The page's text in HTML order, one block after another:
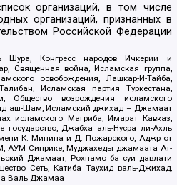
организаций, в том числе
организаций, признанных в
Российской Федерации
Шура, Конгресс народов Ичкерии и
Священная война, Исламская группа,
освобождения, Лашкар-И-Тайба,
Исламская партия Туркестана,
Общество возрождения исламского
аш-Шам, Исламский джихад – Джамаат
исламского Магриба, Имарат Кавказ,
Джабха аль-Нусра ли-Ахль
К. Минина и Д. Пожарского, Аджр от
АУМ Синрике, Муджахеды джамаата Ат-
Джамаат, Рохнамо ба суи давлати
Сеть, Катиба Таухид валь-Джихад,
Валь Джамаа